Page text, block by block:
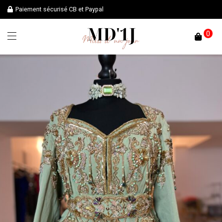
Paiement sécurisé CB et Paypal
0